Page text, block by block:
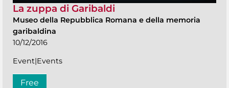
La zuppa di Garibaldi
Museo della Repubblica Romana e della memoria
garibaldina
10/12/2016
Event|Events
Free